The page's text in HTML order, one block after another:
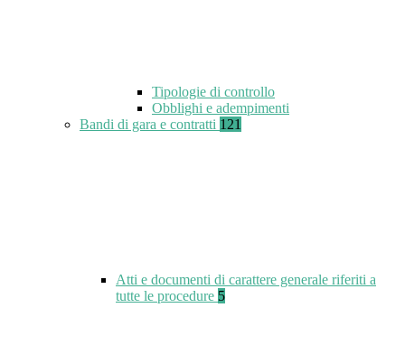
Tipologie di controllo
Obblighi e adempimenti
Bandi di gara e contratti 121
Atti e documenti di carattere generale riferiti a
tutte le procedure 5